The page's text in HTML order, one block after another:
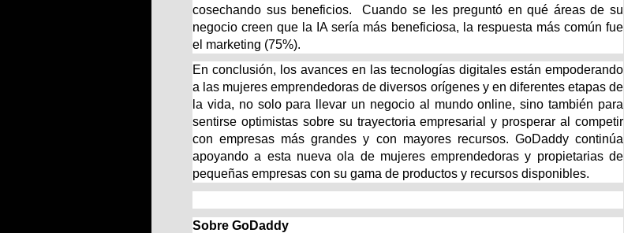
cosechando sus beneficios. Cuando se les preguntó en qué áreas de su
negocio creen que la IA sería más beneficiosa, la respuesta más común fue
el marketing (75%).
En conclusión, los avances en las tecnologías digitales están empoderando
a las mujeres emprendedoras de diversos orígenes y en diferentes etapas de
la vida, no solo para llevar un negocio al mundo online, sino también para
sentirse optimistas sobre su trayectoria empresarial y prosperar al competir
con empresas más grandes y con mayores recursos. GoDaddy continúa
apoyando a esta nueva ola de mujeres emprendedoras y propietarias de
pequeñas empresas con su gama de productos y recursos disponibles.
Sobre GoDaddy